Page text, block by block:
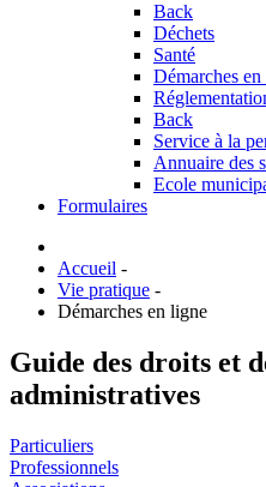
Back
Déchets
Santé
Démarches
Back
Service à la
Annuaire des
Ecole
Formulaires
Accueil -
Vie pratique -
Démarches en ligne
Guide des droits et
administratives
Particuliers
Professionnels